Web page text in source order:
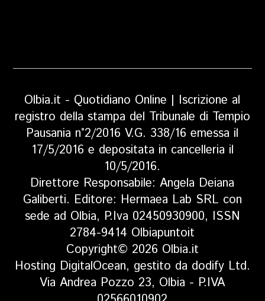
Olbia.it - Quotidiano Online | Iscrizione al
registro della stampa del Tribunale di Tempio
Pausania n°2/2016 V.G. 338/16 emessa il
17/5/2016 e depositata in cancelleria il
10/5/2016.
Direttore Responsabile: Angela Deiana
Galiberti. Editore: Hermaea Lab SRL con
sede ad Olbia, P.Iva 02450930900, ISSN
2784-9414 Olbiapuntoit
Copyright© 2026 Olbia.it
Hosting DigitalOcean, gestito da dodify Ltd.
Via Andrea Pozzo 23, Olbia - P.IVA